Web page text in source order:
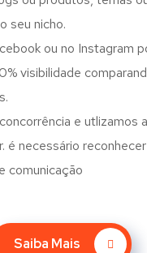
seu nicho.
ou no Instagram
visibilidade
e utlizamos
é necessário
comunicação
Saiba Mais